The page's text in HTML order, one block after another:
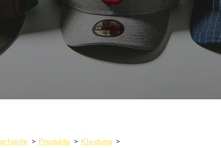
Produkte
Kleidung